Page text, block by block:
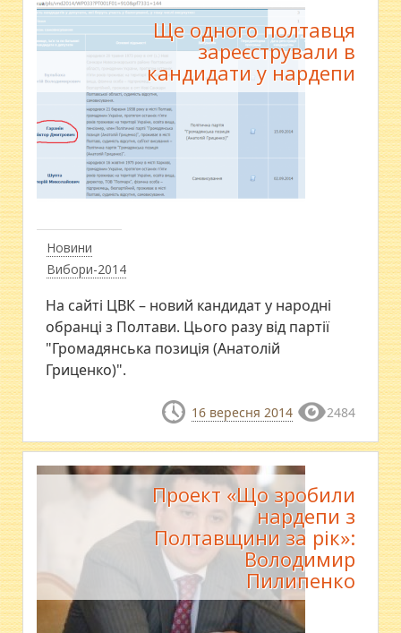
Новини
Вибори-2014
Ще одного полтавця
зареєстрували в
кандидати у нардепи
На сайті ЦВК – новий кандидат у народні
обранці з Полтави. Цього разу від партії
"Громадянська позиція (Анатолій
Гриценко)".
16 вересня 2014 2484
Проект «Що зробили
нардепи з
Полтавщини за рік»:
Володимир
Пилипенко